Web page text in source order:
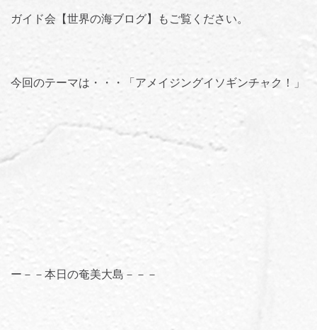
ガイド会【世界の海ブログ】 もご覧ください。
今回のテーマは・・・「アメイジングイソギンチャク ！」
ー－－本日の奄美大島－－－